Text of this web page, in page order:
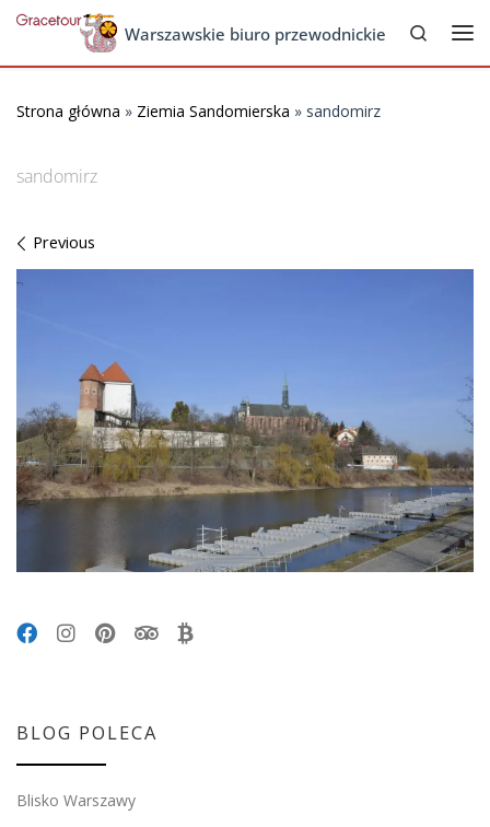
Skip to contentWarszawskie biuro przewodnickie
Search
Strona główna » Ziemia Sandomierska » sandomirz
sandomirz
Images navigation
Previous
BLOG POLECA
Blisko Warszawy